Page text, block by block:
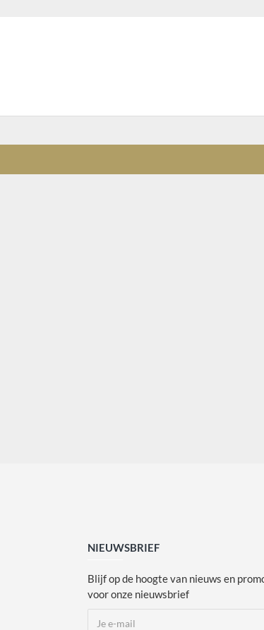
NIEUWSBRIEF
Blijf op de hoogte van nieuws en
voor onze nieuwsbrief